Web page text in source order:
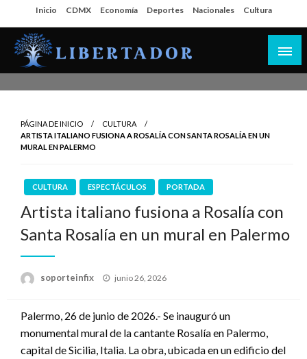
al
contenido
Inicio CDMX Economía Deportes Nacionales Cultura
PÁGINA DE INICIO
CULTURA
ARTISTA ITALIANO FUSIONA A ROSALÍA CON SANTA ROSALÍA EN UN
MURAL EN PALERMO
CULTURA ESPECTÁCULOS PORTADA
Artista italiano fusiona a Rosalía con
Santa Rosalía en un mural en Palermo
soporteinfix
Publicado
junio 26, 2026
Palermo, 26 de junio de 2026.- Se inauguró un
monumental mural de la cantante Rosalía en Palermo,
capital de Sicilia, Italia. La obra, ubicada en un edificio del